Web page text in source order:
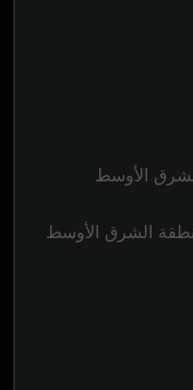
الشرق الأوسط
الشرق الأوسط